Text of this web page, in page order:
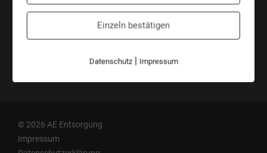
© 2026 AE Entsorgung
Impressum
Einzeln bestätigen
Datenschutz| Impressum